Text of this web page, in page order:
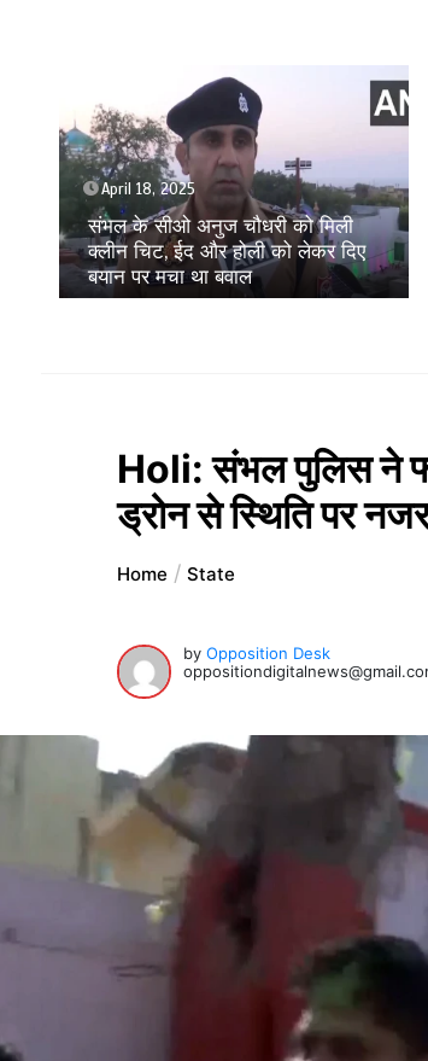
April 18, 2025
Ghaziabad स्टेशन पर औरंगजेब की
पेेंटिंग को लेकर हंगामा, मुस्लिम आक्रांता
बता पोती गई कालिख
Holi: संभल पुलिस ने
ड्रोन से स्थिति पर
Home State
by Opposition Desk